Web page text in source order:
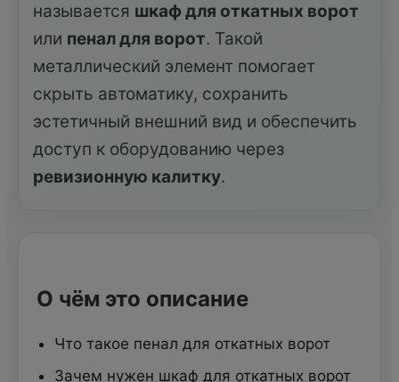
называется шкаф для откатных ворот
или пенал для ворот. Такой
металлический элемент помогает
скрыть автоматику, сохранить
эстетичный внешний вид и обеспечить
доступ к оборудованию через
ревизионную калитку.
О чём это описание
Что такое пенал для откатных ворот
Зачем нужен шкаф для откатных ворот